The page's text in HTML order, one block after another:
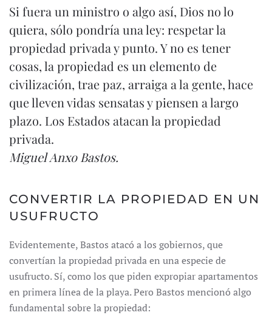
Si fuera un ministro o algo así, Dios no lo
quiera, sólo pondría una ley: respetar la
propiedad privada y punto. Y no es tener
cosas, la propiedad es un elemento de
civilización, trae paz, arraiga a la gente, hace
que lleven vidas sensatas y piensen a largo
plazo. Los Estados atacan la propiedad
privada.
Miguel Anxo Bastos.
CONVERTIR LA PROPIEDAD EN UN
USUFRUCTO
Evidentemente, Bastos atacó a los gobiernos, que
convertían la propiedad privada en una especie de
usufructo. Sí, como los que piden expropiar apartamentos
en primera línea de la playa. Pero Bastos mencionó algo
fundamental sobre la propiedad: